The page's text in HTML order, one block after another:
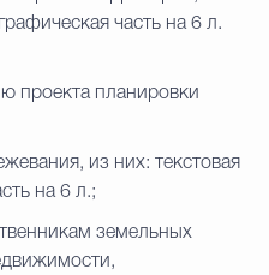
часть на 6 л.
проекта планировки
из них: текстовая
на 6 л.;
земельных